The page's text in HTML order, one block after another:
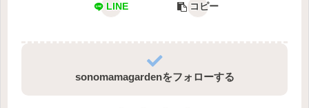
LINE コピー
sonomamagardenをフォローする